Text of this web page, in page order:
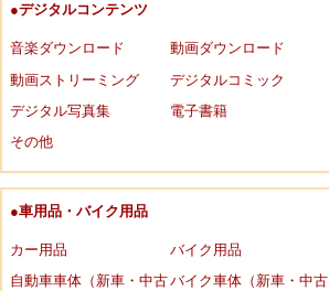
●デジタルコンテンツ
音楽ダウンロード
動画ダウンロード
動画ストリーミング
デジタルコミック
デジタル写真集
電子書籍
その他
●車用品・バイク用品
カー用品
バイク用品
自動車車体（新車・中古バイク車体（新車・中古